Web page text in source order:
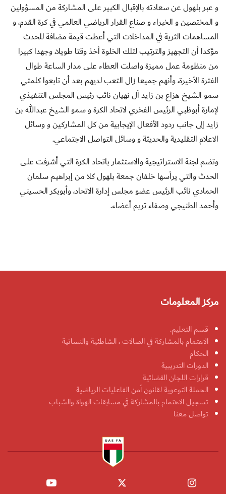
و عبر بلهول عن سعادته بالإقبال الكبير على المشاركة من المسؤولين
و المختصين و الخبراء و صناع القرار الرياضي العالمي في كرة القدم، و
المساهمات الثرية في المداخلات التي أعطت قيمة مضافة للحدث
مؤكدا أن التجهيز والترتيب لتلك الخلوة أخذ وقتا طويلا، وجهدا كبيرا
من منظومة عمل مميزة واصلت العطاء على مدار الساعة طوال
الفترة الأخيرة، وأنهم جميعا زال التعب لديهم بعد أن تابعوا كلمتي
سمو الشيخ هزاع بن زايد آل نهيان نائب رئيس المجلس التنفيذي
لإمارة أبوظبي الرئيس الفخري لاتحاد الكرة و سمو الشيخ عبدالله بن
زايد إلى جانب ردود الأفعال الإيجابية من كل المشاركين و وسائل
الاعلام التقليدية والحديثة و وسائل التواصل الاجتماعي.
وتضم لجنة الاستراتيجية والاستثمار باتحاد الكرة التي أشرفت على
الحدث والتي يرأسها خلفان جمعة بلهول كلا من إبراهيم سلمان
الحمادي نائب الرئيس عضو مجلس إدارة الاتحاد، وأبوبكر الحسيني
وأحمد الطنيجي وصفاء تريم أعضاء.
مركز المعلومات
قسم التعليم.
الاهتمام بالمشاركة في الصالات ، الشاطئية والنسائية
الحكام
الدورات التدريبية
قرارات اللجان القضائية
الحملة التوعوية لقانون أمن الفاعليات الرياضية
تسجيل الاهتمام بالمشاركة في مسابقات الهواة والشباب
تواصل معنا